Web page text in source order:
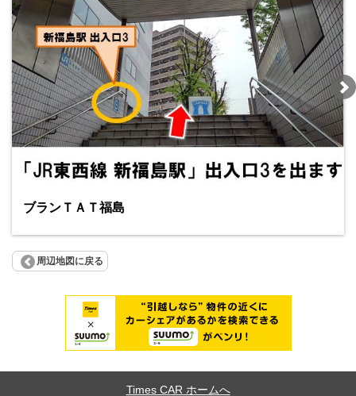
ブランＴＡＴ福島
周辺地図に戻る
Times CAR ホームへ